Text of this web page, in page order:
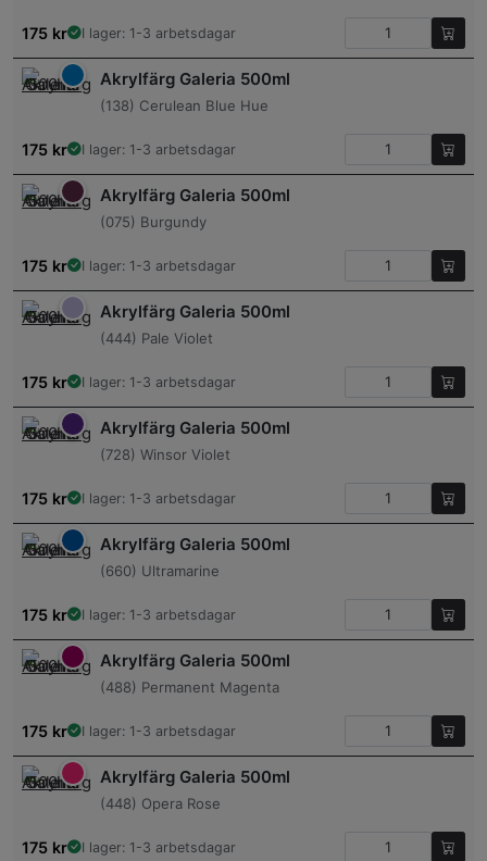
175 kr I lager: 1-3 arbetsdagar
Akrylfärg Galeria 500ml
(138) Cerulean Blue Hue
175 kr I lager: 1-3 arbetsdagar
Akrylfärg Galeria 500ml
(075) Burgundy
175 kr I lager: 1-3 arbetsdagar
Akrylfärg Galeria 500ml
(444) Pale Violet
175 kr I lager: 1-3 arbetsdagar
Akrylfärg Galeria 500ml
(728) Winsor Violet
175 kr I lager: 1-3 arbetsdagar
Akrylfärg Galeria 500ml
(660) Ultramarine
175 kr I lager: 1-3 arbetsdagar
Akrylfärg Galeria 500ml
(488) Permanent Magenta
175 kr I lager: 1-3 arbetsdagar
Akrylfärg Galeria 500ml
(448) Opera Rose
175 kr I lager: 1-3 arbetsdagar